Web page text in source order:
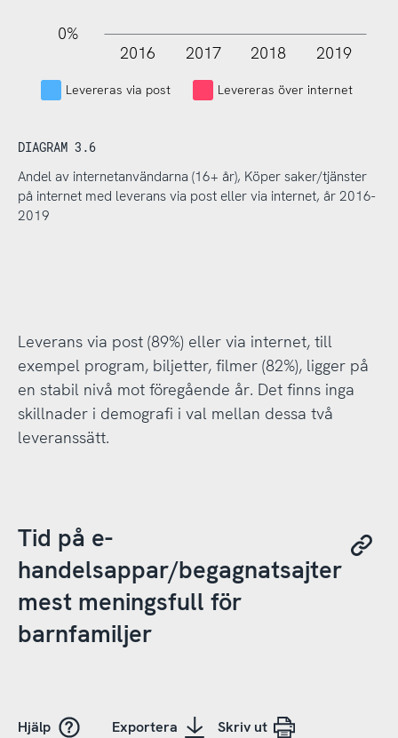
0%
2016 2017 2018 2019
Levereras via post Levereras över internet
DIAGRAM 3.6
Andel av internetanvändarna (16+ år), Köper saker/tjänster
på internet med leverans via post eller via internet, år 2016-
2019
Leverans via post (89%) eller via internet, till
exempel program, biljetter, filmer (82%), ligger på
en stabil nivå mot föregående år. Det finns inga
skillnader i demografi i val mellan dessa två
leveranssätt.
Tid på e-
handelsappar/begagnatsajter
mest meningsfull för
barnfamiljer
Hjälp Exportera Skriv ut